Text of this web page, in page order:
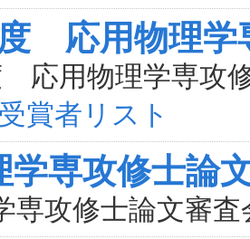
応用物理学
応用物理学専攻
受賞者リスト
学専攻修士論
専攻修士論文審